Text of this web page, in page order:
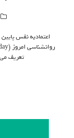
اعتماد‌به نفس
تعریف